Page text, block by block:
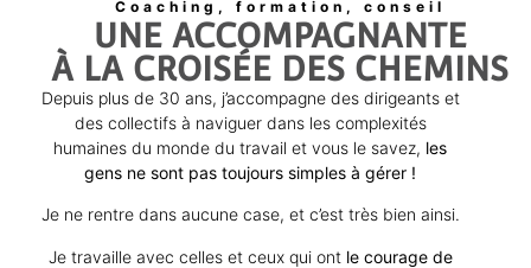
Coaching, formation, conseil
UNE ACCOMPAGNANTE
À LA CROISÉE DES CHEMINS
Depuis plus de 30 ans, j’accompagne des dirigeants et
des collectifs à naviguer dans les complexités
humaines du monde du travail et vous le savez, les
gens ne sont pas toujours simples à gérer !
Je ne rentre dans aucune case, et c’est très bien ainsi.
Je travaille avec celles et ceux qui ont le courage de